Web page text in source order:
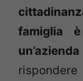
famiglia
rispondere